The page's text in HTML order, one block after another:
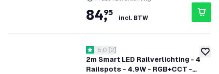
84,
95
incl. BTW
2m Smart LED Railverlichting - 4
Railspots - 4.9W - RGB+CCT -
reviews drawer openen
5 score sterren
5.0 [2]